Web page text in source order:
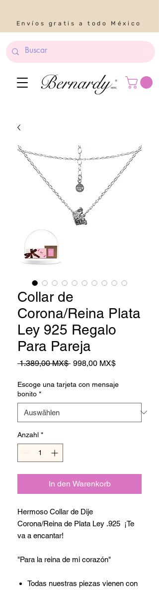
Envíos gratis a todo México
Collar de
Corona/Reina Plata
Ley 925 Regalo
Para Pareja
1.389,00 MX$ Standardpreis
998,00 MX$Sale-
Escoge una tarjeta con mensaje
bonito *
Anzahl *
In den Warenkorb
Hermoso Collar de Dije
Corona/Reina de Plata Ley .925 ¡Te
va a encantar!
"Para la reina de mi corazón"
Todas nuestras piezas vienen con